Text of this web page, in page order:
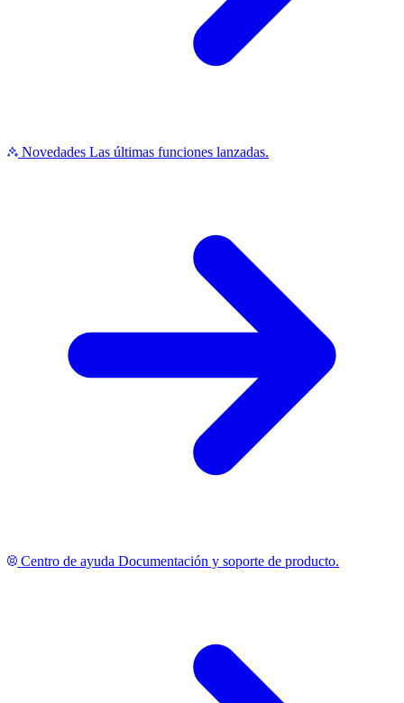
Novedades Las últimas funciones lanzadas.
Centro de ayuda Documentación y soporte de producto.